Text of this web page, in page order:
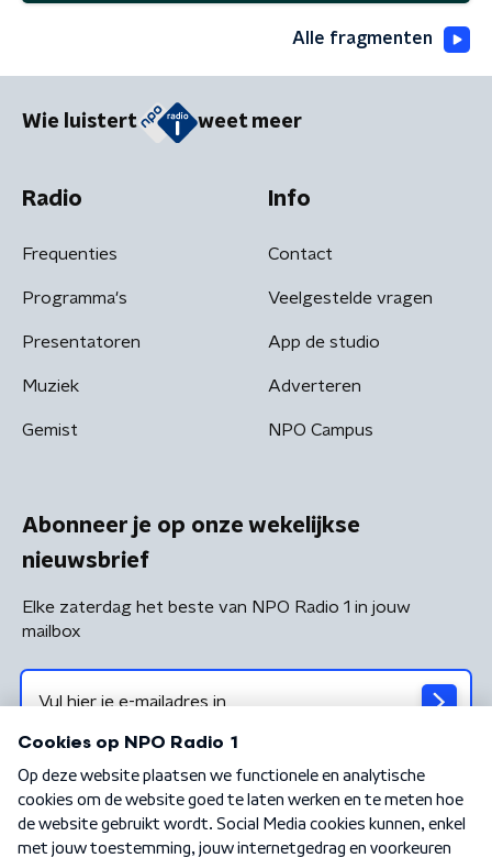
Alle fragmenten
Wie luistert weet meer
Radio
Frequenties
Programma's
Presentatoren
Muziek
Gemist
Info
Contact
Veelgestelde vragen
App de studio
Adverteren
NPO Campus
Abonneer je op onze wekelijkse
nieuwsbrief
Elke zaterdag het beste van NPO Radio 1 in jouw
mailbox
Algemene voorwaarden